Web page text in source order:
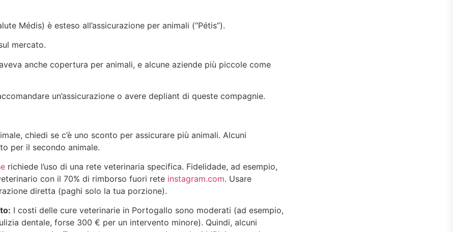
Médis) è esteso all’assicurazione per animali (“Pétis”).
mercato.
anche copertura per animali, e alcune aziende più piccole come
un’assicurazione o avere depliant di queste compagnie.
chiedi se c’è uno sconto per assicurare più animali. Alcuni
per il secondo animale.
richiede l’uso di una rete veterinaria specifica. Fidelidade, ad esempio,
con il 70% di rimborso fuori rete​ instagram.com. Usare
diretta (paghi solo la tua porzione).
I costi delle cure veterinarie in Portogallo sono moderati (ad esempio,
dentale, forse 300 € per un intervento minore). Quindi, alcuni